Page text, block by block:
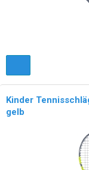
Kinder
gelb